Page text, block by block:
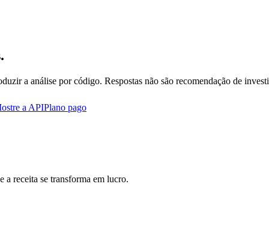
a análise por código. Respostas não são recomendação de
a APIPlano pago
a receita se transforma em lucro.